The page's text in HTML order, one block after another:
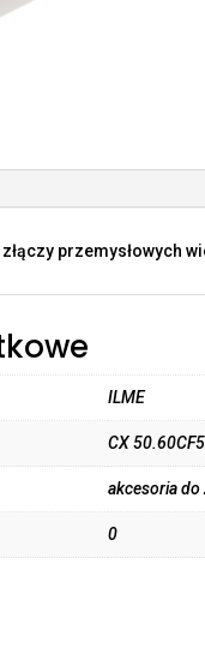
przemysłowych
ILME
CX 50.60CF5
akcesoria do
0